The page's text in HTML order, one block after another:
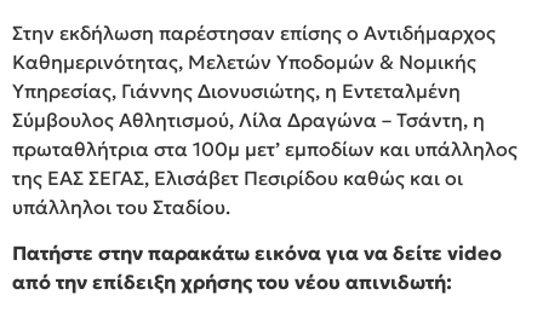
Στην εκδήλωση παρέστησαν επίσης ο Αντιδήμαρχος
Καθημερινότητας, Μελετών Υποδομών & Νομικής
Υπηρεσίας, Γιάννης Διονυσιώτης, η Εντεταλμένη
Σύμβουλος Αθλητισμού, Λίλα Δραγώνα – Τσάντη, η
πρωταθλήτρια στα 100μ μετ’ εμποδίων και υπάλληλος
της ΕΑΣ ΣΕΓΑΣ, Ελισάβετ Πεσιρίδου καθώς και οι
υπάλληλοι του Σταδίου.
Πατήστε στην παρακάτω εικόνα για να δείτε video
από την επίδειξη χρήσης του νέου απινιδωτή: